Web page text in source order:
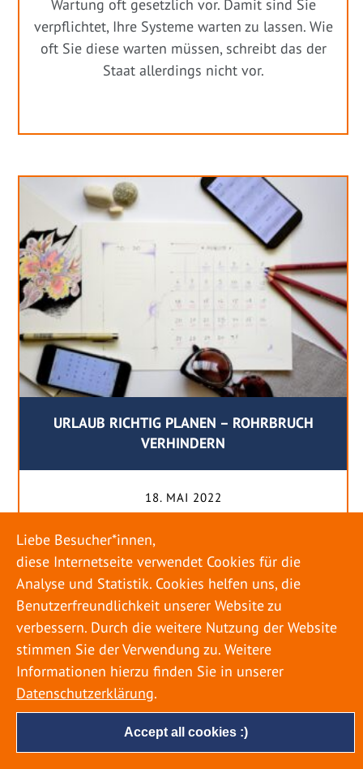
Wartung oft gesetzlich vor. Damit sind Sie
verpflichtet, Ihre Systeme warten zu lassen. Wie
oft Sie diese warten müssen, schreibt das der
Staat allerdings nicht vor.
URLAUB RICHTIG PLANEN – ROHRBRUCH
VERHINDERN
18. MAI 2022
genießen ihren Urlaub. Dabei zieht es die Einen
weiter weg, die Anderen bleiben dann doch
lieber in der Heimat. Wenn Sie für eine längere
Zeit wegfahren möchten, gibt es einige Dinge zu
beachten, damit nicht anschließend eine böse
Überraschung auf Sie wartet. Um einen
möglichst entspannten Urlaub zu […]
Accept all cookies :)
Liebe Besucher*innen,
diese Internetseite verwendet Cookies für die
Analyse und Statistik. Cookies helfen uns, die
Benutzerfreundlichkeit unserer Website zu
verbessern. Durch die weitere Nutzung der Website
stimmen Sie der Verwendung zu. Weitere
Informationen hierzu finden Sie in unserer
Datenschutzerklärung.